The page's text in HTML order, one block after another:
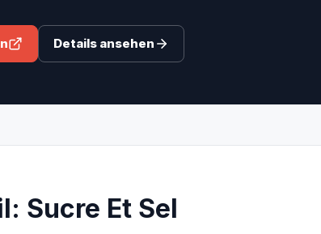
Details ansehen
Sucre Et Sel